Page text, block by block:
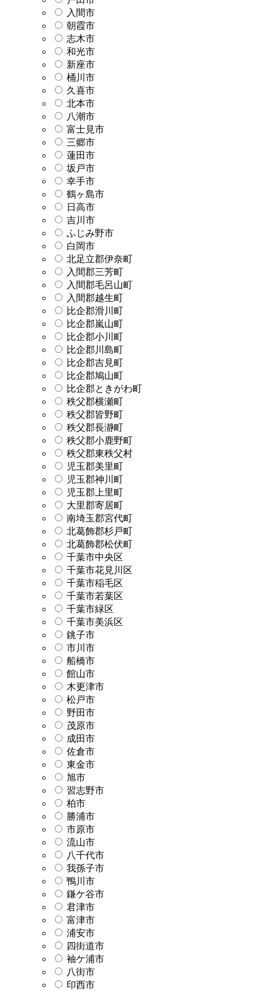
入間市
朝霞市
志木市
和光市
新座市
桶川市
久喜市
北本市
八潮市
富士見市
三郷市
蓮田市
坂戸市
幸手市
鶴ヶ島市
日高市
吉川市
ふじみ野市
白岡市
北足立郡伊奈町
入間郡三芳町
入間郡毛呂山町
入間郡越生町
比企郡滑川町
比企郡嵐山町
比企郡小川町
比企郡川島町
比企郡吉見町
比企郡鳩山町
比企郡ときがわ町
秩父郡横瀬町
秩父郡皆野町
秩父郡長瀞町
秩父郡小鹿野町
秩父郡東秩父村
児玉郡美里町
児玉郡神川町
児玉郡上里町
大里郡寄居町
南埼玉郡宮代町
北葛飾郡杉戸町
北葛飾郡松伏町
千葉市中央区
千葉市花見川区
千葉市稲毛区
千葉市若葉区
千葉市緑区
千葉市美浜区
銚子市
市川市
船橋市
館山市
木更津市
松戸市
野田市
茂原市
成田市
佐倉市
東金市
旭市
習志野市
柏市
勝浦市
市原市
流山市
八千代市
我孫子市
鴨川市
鎌ケ谷市
君津市
富津市
浦安市
四街道市
袖ケ浦市
八街市
印西市